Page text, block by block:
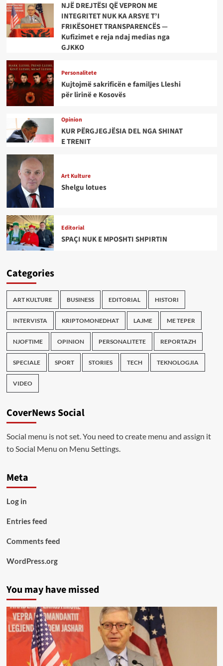
NJË DREJTËSI QË VEPRON ME
INTEGRITET NUK KA ARSYE T’I
FRIKËSOHET TRANSPARENCËS —
Kufizimet e reja ndaj medias nga
GJKKO
Personalitete
Kujtojmë sakrificën e familjes Lleshi
për lirinë e Kosovës
Opinion
KUR PËRGJEGJËSIA DEL NGA SHINAT
E TRENIT
Art Kulture
Shelgu lotues
Editorial
SPAÇI NUK E MPOSHTI SHPIRTIN
Categories
ART KULTURE BUSINESS EDITORIAL HISTORI
INTERVISTA KRIPTOMONEDHAT LAJME ME TEPER
NJOFTIME OPINION PERSONALITETE REPORTAZH
SPECIALE SPORT STORIES TECH TEKNOLOGJIA
VIDEO
CoverNews Social
Social menu is not set. You need to create menu and assign it
to Social Menu on Menu Settings.
Meta
Log in
Entries feed
Comments feed
WordPress.org
You may have missed